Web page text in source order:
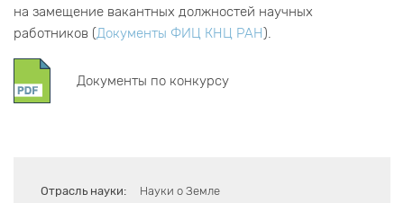
на замещение вакантных должностей научных
работников (Документы ФИЦ КНЦ РАН).
Документы по конкурсу
Отрасль науки: Науки о Земле